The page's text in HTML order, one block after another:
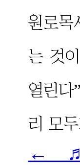
원로목
는 것
열린다
리 모
← ♬